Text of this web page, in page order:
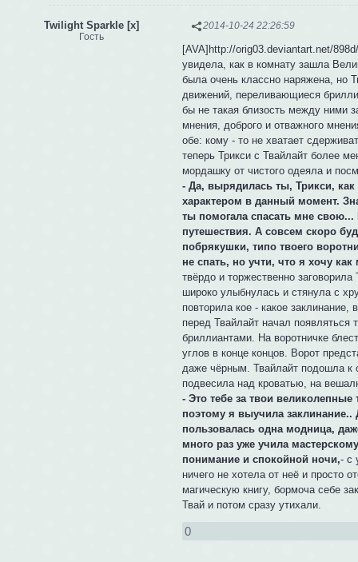
2014-10-24 22:26:59
Twilight Sparkle [x]
Гость
[AVA]http://orig03.deviantart.net/
увидела, как в комнату зашла
была очень классно наряжена, но
движений, переливающиеся
бы не такая близость между ними
мнения, доброго и отважного
обе: кому - то не хватает
теперь Трикси с Твайлайт более
мордашку от чистого одеяла и
- Да, вырядилась ты, Трикси,
характером в данный момент.
ты помогала спасать мне
путешествия. А совсем скоро
побрякушки, типо твоего
не спать, но учти, что я хочу
твёрдо и торжественно
широко улыбнулась и стянула с
повторила кое - какое заклинание,
перед Твайлайт начал появляться
бриллиантами. На воротничке
углов в конце концов. Ворот
даже чёрным. Твайлайт подошла к
подвесила над кроватью, на
- Это тебе за твои
поэтому я выучила
пользовалась одна модница,
много раз уже учила
понимание и спокойной ночи,- с
ничего не хотела от неё и просто
магическую книгу, бормоча себе
Твай и потом сразу утихали.
0